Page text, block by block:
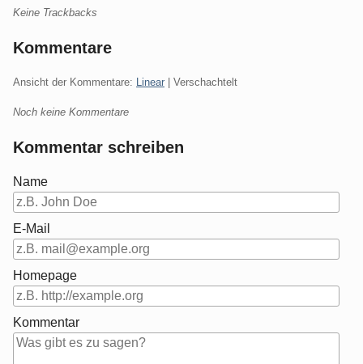
Keine Trackbacks
Kommentare
Ansicht der Kommentare: Linear | Verschachtelt
Noch keine Kommentare
Kommentar schreiben
Name
E-Mail
Homepage
Kommentar